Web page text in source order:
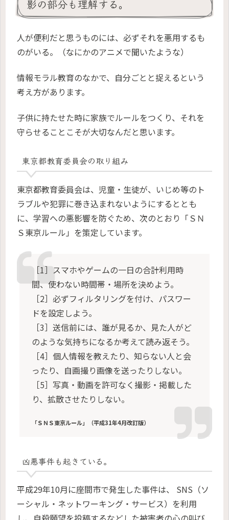
影の部分も理解する。
人が便利だと思うものには、必ずそれを悪用するも
のがいる。（なにかのアニメで聞いたような）
情報モラル教育のなかで、自分ごとと捉えるという
考え方があります。
子供に持たせた時に家族でルールをつくり、それを
守らせることこそが大切なんだと思います。
東京都教育委員会の取り組み
東京都教育委員会は、児童・生徒が、いじめ等のト
ラブルや犯罪に巻き込まれないようにするととも
に、学習への悪影響を防ぐため、次のとおり「ＳＮ
Ｓ東京ルール」を策定しています。
［1］スマホやゲームの一日の合計利用時
間、使わない時間帯・場所を決めよう。
［2］必ずフィルタリングを付け、パスワー
ドを設定しよう。
［3］送信前には、誰が見るか、見た人がど
のような気持ちになるか考えて読み返そう。
［4］個人情報を教えたり、知らない人と会
ったり、自画撮り画像を送ったりしない。
［5］写真・動画を許可なく撮影・掲載した
り、拡散させたりしない。
「ＳＮＳ東京ルール」（平成31年4月改訂版）
凶悪事件も起きている。
平成29年10月に座間市で発生した事件は、 SNS（ソ
ーシャル・ネットワーキング・サービス）を利用